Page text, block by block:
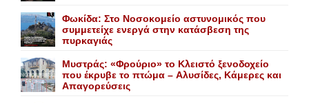
Φωκίδα: Στο Νοσοκομείο αστυνομικός που
συμμετείχε ενεργά στην κατάσβεση της
πυρκαγιάς
Mυστράς: «Φρούριο» το Kλειστό ξενοδοχείο
που έκρυβε το πτώμα – Aλυσίδες, Kάμερες και
Aπαγορεύσεις